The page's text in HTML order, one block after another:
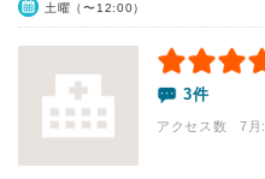
土曜（〜12:00）
3件
アクセス数 7月: